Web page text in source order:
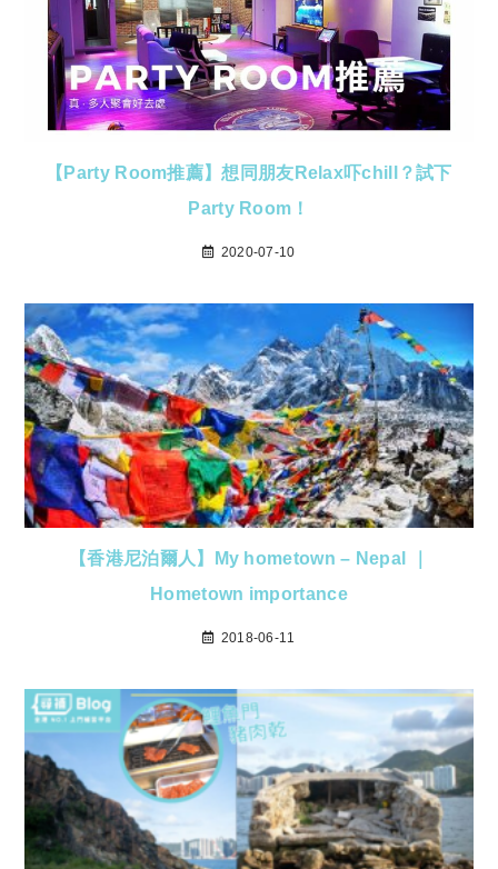
【Party Room推薦】想同朋友Relax吓chill？試下
Party Room！
2020-07-10
【香港尼泊爾人】My hometown – Nepal ｜
Hometown importance
2018-06-11